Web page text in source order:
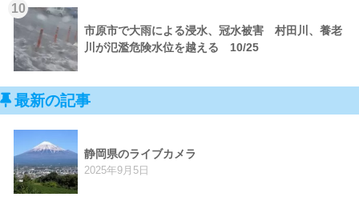
10
市原市で大雨による浸水、冠水被害 村田川、養老
川が氾濫危険水位を越える 10/25
最新の記事
静岡県のライブカメラ
2025年9月5日